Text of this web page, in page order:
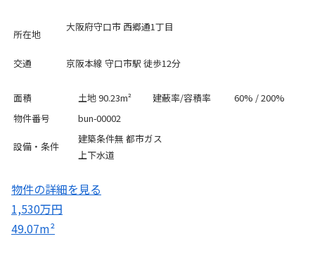
所在地
大阪府守口市 西郷通1丁目
交通 京阪本線 守口市駅 徒歩12分
面積 土地 90.23m² 建蔽率/容積率
60% / 200%
物件番号
bun-00002
設備・条件
建築条件無 都市ガス
上下水道
物件の詳細を見る
1,530万円
49.07m²